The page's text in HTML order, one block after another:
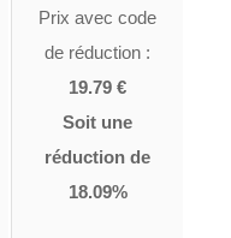
Prix avec code
de réduction :
19.79 €
Soit une
réduction de
18.09%